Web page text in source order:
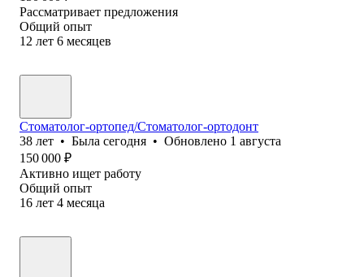
Рассматривает предложения
Общий опыт
12 лет 6 месяцев
Стоматолог-ортопед/Стоматолог-ортодонт
38 лет • Была сегодня • Обновлено 1 августа
150 000 ₽
Активно ищет работу
Общий опыт
16 лет 4 месяца